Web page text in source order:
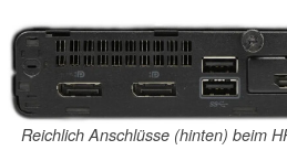
Reichlich Anschlüsse (hinten) beim